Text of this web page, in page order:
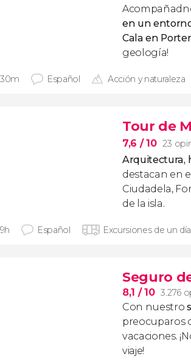
en un
Cala en Porter
geología!
Español Acción y naturaleza
Tour de
7,6 / 10 23
Arquitectura,
destacan en
Ciudadela,
de la isla.
Español Excursiones de un día
Seguro
8,1 / 10 3.276
Con nuestro
preocuparos
vacaciones.
viaje!